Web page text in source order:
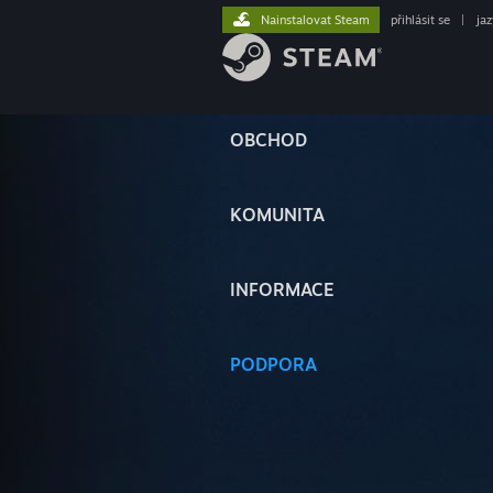
OBCHOD
KOMUNITA
INFORMACE
PODPORA
Nainstalovat Steam přihlásit se